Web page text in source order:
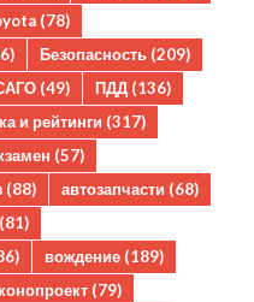
(78)
Безопасность (209)
(49) ПДД (136)
и рейтинги (317)
(57)
(88) автозапчасти (68)
вождение (189)
(79)